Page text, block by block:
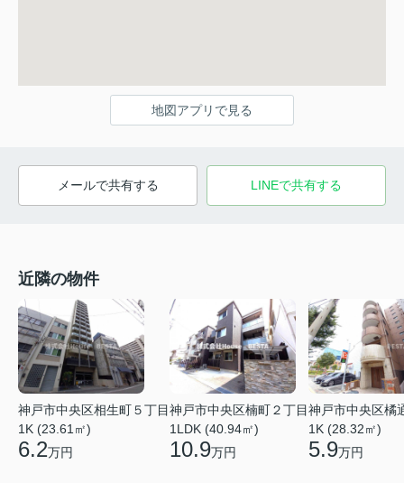
地図アプリで見る
メールで共有する LINEで共有する
近隣の物件
神戸市中央区相生町５丁目
1K (23.61㎡)
6.2万円
神戸市中央区楠町２丁目
1LDK (40.94㎡)
10.9万円
神戸市中央区橘
1K (28.32㎡)
5.9万円